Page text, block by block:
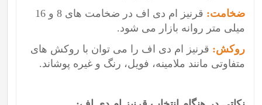
ضخامت:
قرنیز ام دی اف در ضخامت های 8 و 16
میلی متر روانه بازار می شود.
روکش: قرنیز ام دی اف را می توان با روکش های
متفاوتی مانند ملامینه، فویل، رنگ و غیره پوشاند.